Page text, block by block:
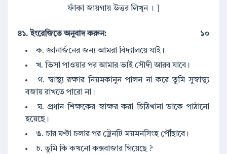
ফাঁকা জায়গায় উত্তর লিখুন । ]
৪১. ইংরেজিতে অনুবাদ করুন: ১০
ক. জ্ঞানার্জনের জন্য আমরা বিদ্যালয়ে যাই।
খ. ভিসা পাওয়ার পর আমার ভাই সৌদী আরব যাবে।
গ. স্বাস্থ্য রক্ষার নিয়মকানুন পালন না করে তুমি সুস্বাস্থ্য
বজায় রাখতে পারো না।
ঘ. প্রধান শিক্ষকের স্বাক্ষর করা চিঠিখানা ডাকে পাঠানো
হয়েছে।
ঙ. চার ঘণ্টা চলার পর ট্রেনটি ময়মনসিংহ পৌঁছাবে।
চ. তুমি কি কখনো কক্সবাজার গিয়েছে ?